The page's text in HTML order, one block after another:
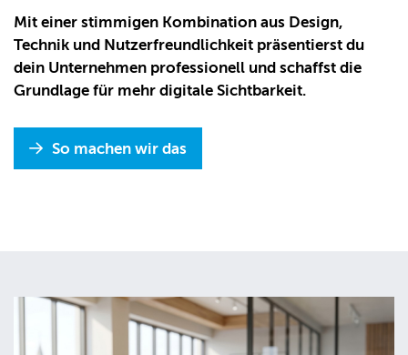
Mit einer stimmigen Kombination aus Design,
Technik und Nutzerfreundlichkeit präsentierst du
dein Unternehmen professionell und schaffst die
Grundlage für mehr digitale Sichtbarkeit.
So machen wir das